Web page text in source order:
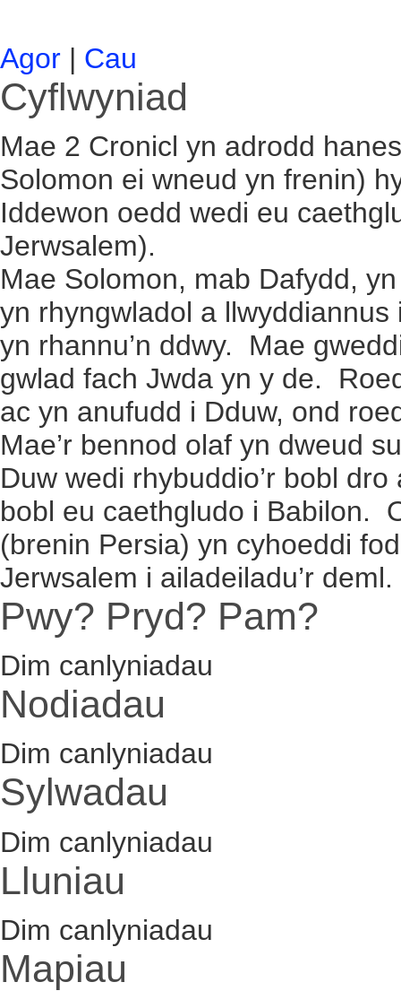
Agor | Cau
Cyflwyniad
Mae 2 Cronicl yn adrodd
Solomon ei wneud yn frenin)
Iddewon oedd wedi eu
Jerwsalem).
Mae Solomon, mab Dafydd,
yn rhyngwladol a
yn rhannu’n ddwy. Mae
gwlad fach Jwda yn y de.
ac yn anufudd i Dduw, ond
Mae’r bennod olaf yn dweud
Duw wedi rhybuddio’r bobl
bobl eu caethgludo i Babilon.
(brenin Persia) yn cyhoeddi
Jerwsalem i ailadeiladu’r deml.
Pwy? Pryd? Pam?
Dim canlyniadau
Nodiadau
Dim canlyniadau
Sylwadau
Dim canlyniadau
Lluniau
Dim canlyniadau
Mapiau